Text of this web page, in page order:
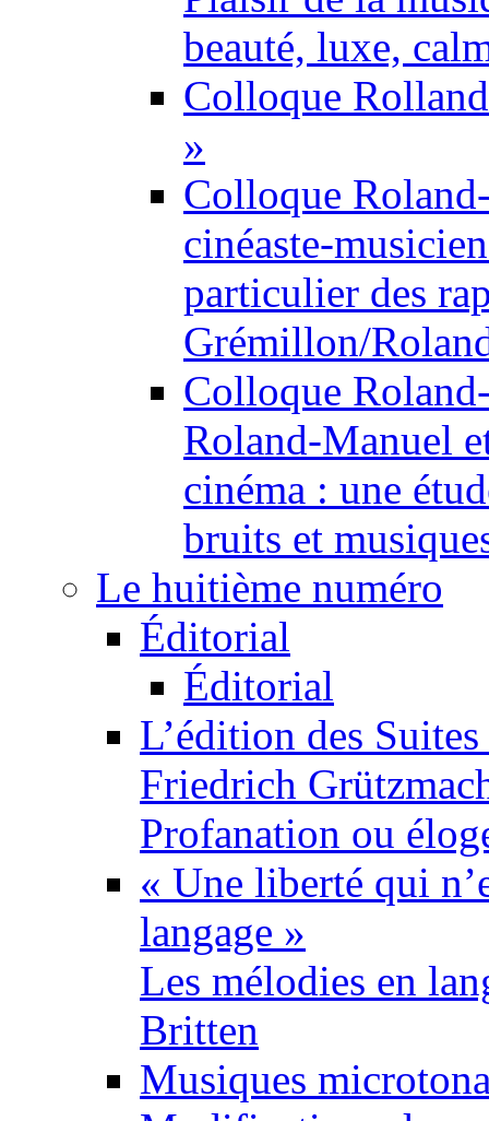
beauté, luxe,
Colloque
»
Colloque
cinéaste-
particulier des
Grémillon/
Colloque
Roland-Manuel
cinéma : une
bruits et
Le huitième numéro
Éditorial
Éditorial
L’édition des
Friedrich
Profanation ou
« Une liberté qui
langage »
Les mélodies en
Britten
Musiques